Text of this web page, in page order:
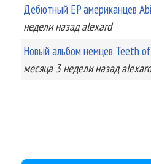
Дебютный EP американцев
неделиназад alexard
Новый альбом немцев Teeth
месяца 3 неделиназад alexard